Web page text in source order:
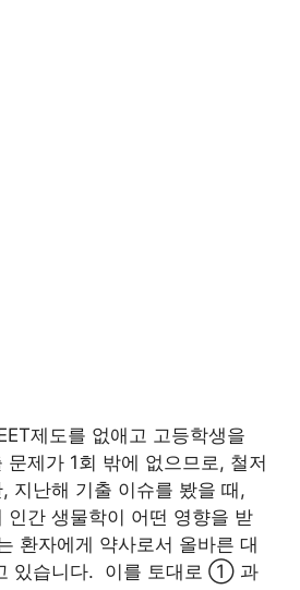
제도를 없애고 고등학생을
문제가 1회 밖에 없으므로, 철저
지난해 기출 이슈를 봤을 때,
인간 생물학이 어떤 영향을 받
환자에게 약사로서 올바른 대
있습니다. ​ 이를 토대로 ① 과